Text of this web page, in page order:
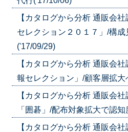
【カタログから分析 通販会
セレクション２０１７」/構
('17/09/29)
【カタログから分析 通販会
報セレクション」/顧客層拡
【カタログから分析 通販会
「囲碁」/配布対象拡大で認
【カタログから分析 通販会